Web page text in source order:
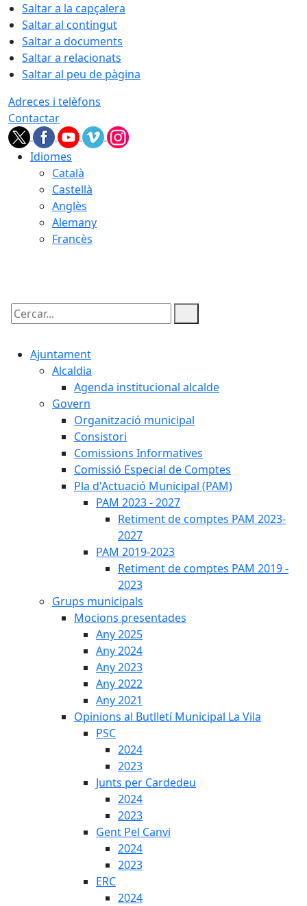
Saltar a la capçalera
Saltar al contingut
Saltar a documents
Saltar a relacionats
Saltar al peu de pàgina
Adreces i telèfons
Contactar
Idiomes
Català
Castellà
Anglès
Alemany
Francès
Cercar:
Ajuntament
Alcaldia
Agenda institucional alcalde
Govern
Organització municipal
Consistori
Comissions Informatives
Comissió Especial de Comptes
Pla d'Actuació Municipal (PAM)
PAM 2023 - 2027
Retiment de comptes PAM 2023-
2027
PAM 2019-2023
Retiment de comptes PAM 2019 -
2023
Grups municipals
Mocions presentades
Any 2025
Any 2024
Any 2023
Any 2022
Any 2021
Opinions al Butlletí Municipal La Vila
PSC
2024
2023
Junts per Cardedeu
2024
2023
Gent Pel Canvi
2024
2023
ERC
2024